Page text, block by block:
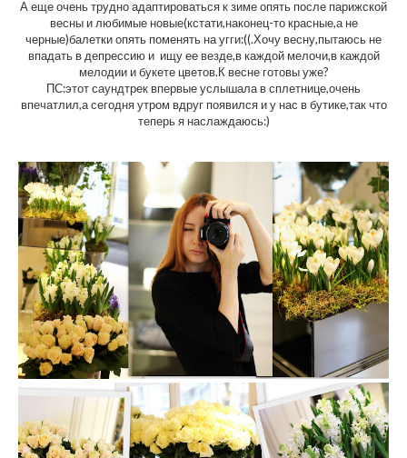
А еще очень трудно адаптироваться к зиме опять после парижской
весны и любимые новые(кстати,наконец-то красные,а не
черные)балетки опять поменять на угги:((.Хочу весну,пытаюсь не
впадать в депрессию и ищу ее везде,в каждой мелочи,в каждой
мелодии и букете цветов.К весне готовы уже?
ПС:этот саундтрек впервые услышала в сплетнице,очень
впечатлил,а сегодня утром вдруг появился и у нас в бутике,так что
теперь я наслаждаюсь:)